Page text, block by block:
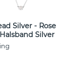
Silver - Rose
Silver